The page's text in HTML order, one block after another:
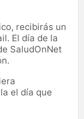
recibirás un
El día de la
SaludOnNet
el día que